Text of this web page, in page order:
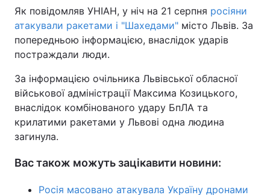
Як повідомляв УНІАН, у ніч на 21 серпня росіяни
атакували ракетами і "Шахедами" місто Львів. За
попередньою інформацією, внаслідок ударів
постраждали люди.
За інформацією очільника Львівської обласної
військової адміністрації Максима Козицького,
внаслідок комбінованого удару БпЛА та
крилатими ракетами у Львові одна людина
загинула.
Вас також можуть зацікавити новини:
Росія масовано атакувала Україну дронами